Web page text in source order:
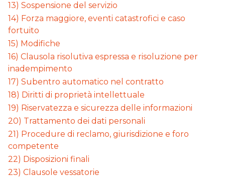
13) Sospensione del servizio
14) Forza maggiore, eventi catastrofici e caso
fortuito
15) Modifiche
16) Clausola risolutiva espressa e risoluzione per
inadempimento
17) Subentro automatico nel contratto
18) Diritti di proprietà intellettuale
19) Riservatezza e sicurezza delle informazioni
20) Trattamento dei dati personali
21) Procedure di reclamo, giurisdizione e foro
competente
22) Disposizioni finali
23) Clausole vessatorie